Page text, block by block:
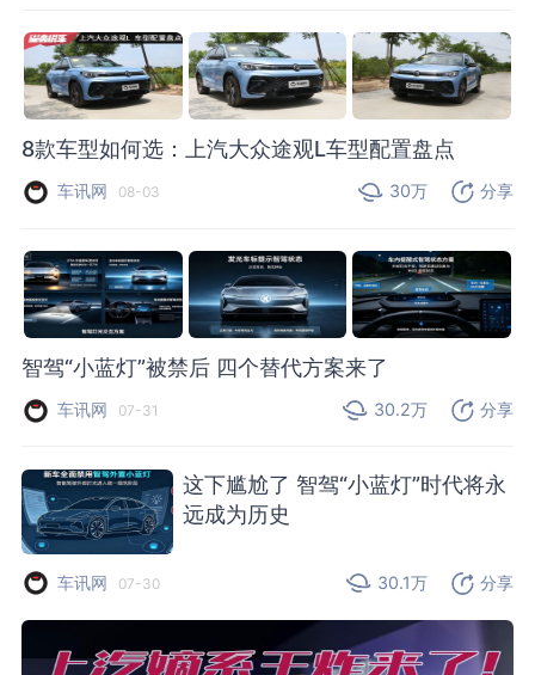
8款车型如何选：上汽大众途观L车型配置盘点
车讯网 08-03 30万 分享
智驾“小蓝灯”被禁后 四个替代方案来了
车讯网 07-31 30.2万 分享
这下尴尬了 智驾“小蓝灯”时代将永
远成为历史
车讯网 07-30 30.1万 分享